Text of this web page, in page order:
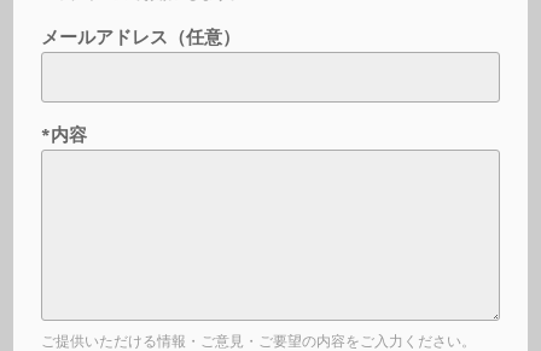
メールアドレス（任意）
*内容
ご提供いただける情報・ご意見・ご要望の内容をご入力ください。